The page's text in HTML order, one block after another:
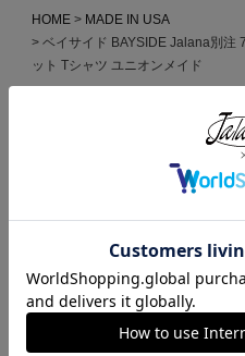
HOME
MADE IN USA
ベイサイド BAYSIDE Jalana別注
ット Tシャツ ユニオンメイド
この商品を見た人がよく買っ